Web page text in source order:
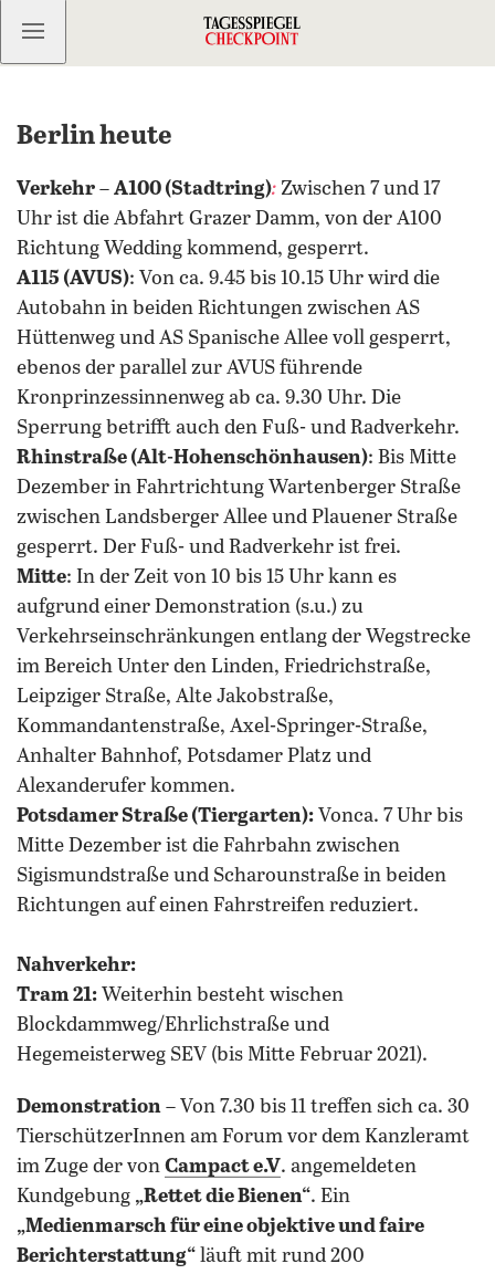
Kostenlos anmelden
Berlin heute
Verkehr – A100 (Stadtring): Zwischen 7 und 17
Uhr ist die Abfahrt Grazer Damm, von der A100
Richtung Wedding kommend, gesperrt.
A115 (AVUS): Von ca. 9.45 bis 10.15 Uhr wird die
Autobahn in beiden Richtungen zwischen AS
Hüttenweg und AS Spanische Allee voll gesperrt,
ebenos der parallel zur AVUS führende
Kronprinzessinnenweg ab ca. 9.30 Uhr. Die
Sperrung betrifft auch den Fuß- und Radverkehr.
Rhinstraße (Alt-Hohenschönhausen): Bis Mitte
Dezember in Fahrtrichtung Wartenberger Straße
zwischen Landsberger Allee und Plauener Straße
gesperrt. Der Fuß- und Radverkehr ist frei.
Mitte: In der Zeit von 10 bis 15 Uhr kann es
aufgrund einer Demonstration (s.u.) zu
Verkehrseinschränkungen entlang der Wegstrecke
im Bereich Unter den Linden, Friedrichstraße,
Leipziger Straße, Alte Jakobstraße,
Kommandantenstraße, Axel-Springer-Straße,
Anhalter Bahnhof, Potsdamer Platz und
Alexanderufer kommen.
Potsdamer Straße (Tiergarten): Vonca. 7 Uhr bis
Mitte Dezember ist die Fahrbahn zwischen
Sigismundstraße und Scharounstraße in beiden
Richtungen auf einen Fahrstreifen reduziert.
Nahverkehr:
Tram 21: Weiterhin besteht wischen
Blockdammweg/Ehrlichstraße und
Hegemeisterweg SEV (bis Mitte Februar 2021).
Demonstration – Von 7.30 bis 11 treffen sich ca. 30
TierschützerInnen am Forum vor dem Kanzleramt
im Zuge der von Campact e.V. angemeldeten
Kundgebung „Rettet die Bienen“. Ein
„Medienmarsch für eine objektive und faire
Berichterstattung“ läuft mit rund 200